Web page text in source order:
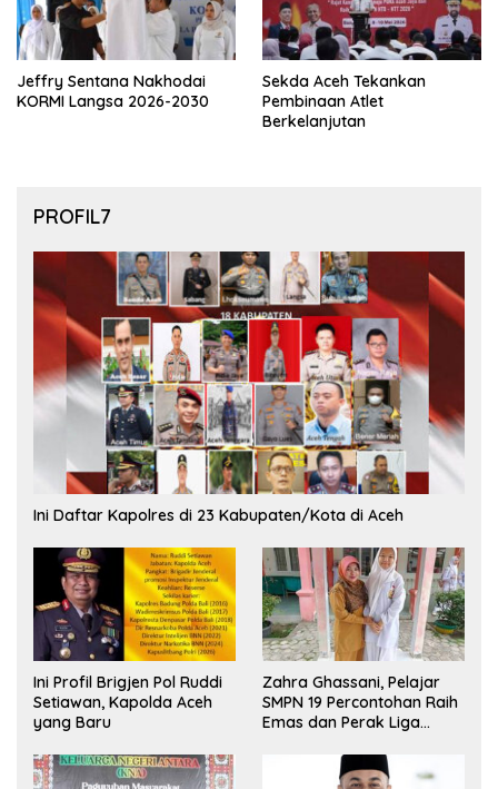
Jeffry Sentana Nakhodai
KORMI Langsa 2026-2030
Sekda Aceh Tekankan
Pembinaan Atlet
Berkelanjutan
PROFIL7
Ini Daftar Kapolres di 23 Kabupaten/Kota di Aceh
Ini Profil Brigjen Pol Ruddi
Setiawan, Kapolda Aceh
yang Baru
Zahra Ghassani, Pelajar
SMPN 19 Percontohan Raih
Emas dan Perak Liga